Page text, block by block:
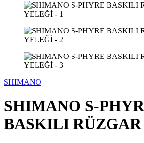
SHIMANO
SHIMANO S-
BASKILI